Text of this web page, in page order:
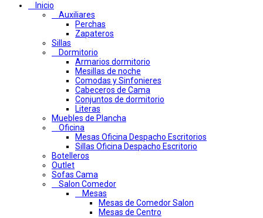
Inicio
Auxiliares
Perchas
Zapateros
Sillas
Dormitorio
Armarios dormitorio
Mesillas de noche
Comodas y Sinfonieres
Cabeceros de Cama
Conjuntos de dormitorio
Literas
Muebles de Plancha
Oficina
Mesas Oficina Despacho Escritorios
Sillas Oficina Despacho Escritorio
Botelleros
Outlet
Sofas Cama
Salon Comedor
Mesas
Mesas de Comedor Salon
Mesas de Centro